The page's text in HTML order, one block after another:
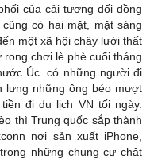
của cải tương đối đồng
có hai mặt, mặt sáng
một xã hội chây lười thất
chơi lè phè cuối tháng
Úc. có những người đi
lưng những ông béo mượt
đi du lịch VN tối ngày.
thì Trung quốc sắp thành
nơi sản xuất iPhone,
những chung cư chật